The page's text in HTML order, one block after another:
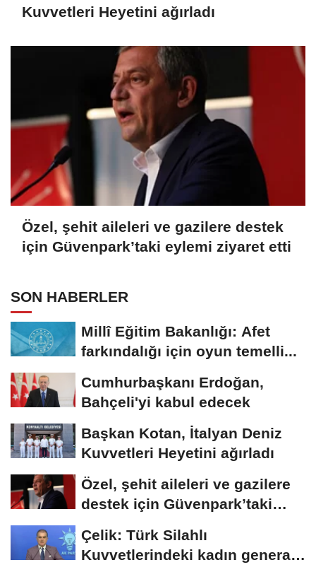
Kuvvetleri Heyetini ağırladı
Özel, şehit aileleri ve gazilere destek
için Güvenpark’taki eylemi ziyaret etti
SON HABERLER
Millî Eğitim Bakanlığı: Afet
farkındalığı için oyun temelli...
Cumhurbaşkanı Erdoğan,
Bahçeli'yi kabul edecek
Başkan Kotan, İtalyan Deniz
Kuvvetleri Heyetini ağırladı
Özel, şehit aileleri ve gazilere
destek için Güvenpark’taki
Çelik: Türk Silahlı
Kuvvetlerindeki kadın general